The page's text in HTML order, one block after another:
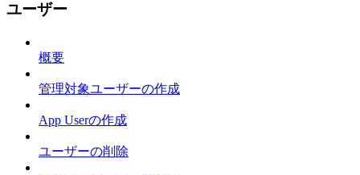
ユーザー
概要
管理対象ユーザーの作成
App Userの作成
ユーザーの削除